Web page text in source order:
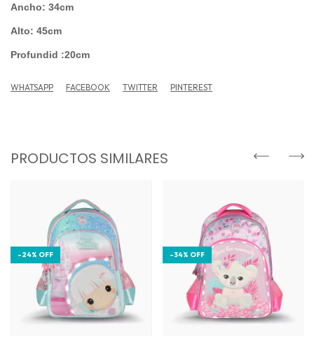
Ancho: 34cm
Alto: 45cm
Profundid :20cm
WHATSAPP FACEBOOK TWITTER PINTEREST
PRODUCTOS SIMILARES
-24% OFF -34% OFF